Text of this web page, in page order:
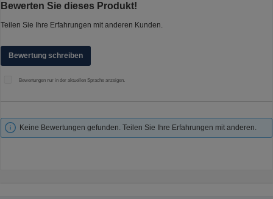
Durchschnittliche Bewertung von 0 von 5 Sternen
Bewerten Sie dieses Produkt!
Teilen Sie Ihre Erfahrungen mit anderen Kunden.
Bewertung schreiben
Bewertungen nur in der aktuellen Sprache anzeigen.
Keine Bewertungen gefunden. Teilen Sie Ihre Erfahrungen mit anderen.